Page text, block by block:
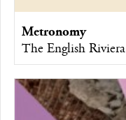
Metronomy
The English Riviera